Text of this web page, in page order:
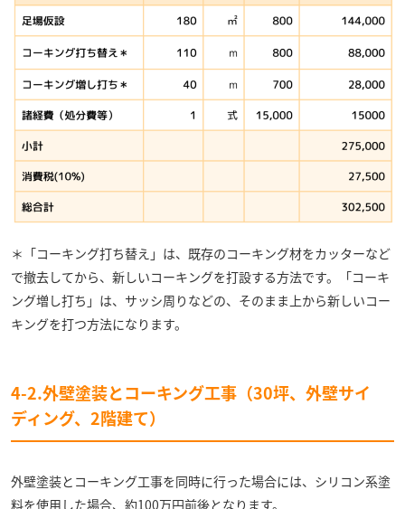
＊「コーキング打ち替え」は、既存のコーキング材をカッターなど
で撤去してから、新しいコーキングを打設する方法です。「コーキ
ング増し打ち」は、サッシ周りなどの、そのまま上から新しいコー
キングを打つ方法になります。
4-2.外壁塗装とコーキング工事（30坪、外壁サイ
ディング、2階建て）
外壁塗装とコーキング工事を同時に行った場合には、シリコン系塗
料を使用した場合、約100万円前後となります。